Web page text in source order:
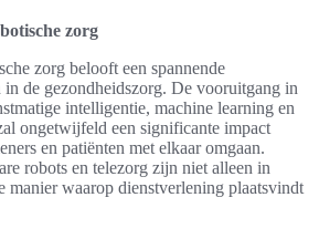
zorg
zorg belooft een spannende
de gezondheidszorg. De vooruitgang in
intelligentie, machine learning en
ongetwijfeld een significante impact
en patiënten met elkaar omgaan.
robots en telezorg zijn niet alleen in
manier waarop dienstverlening plaatsvindt